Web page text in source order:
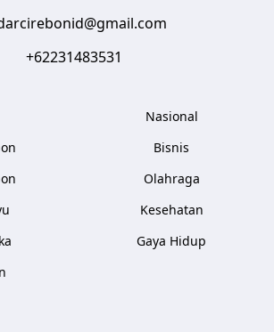
+62231483531
Nasional
Bisnis
Olahraga
Kesehatan
Gaya Hidup